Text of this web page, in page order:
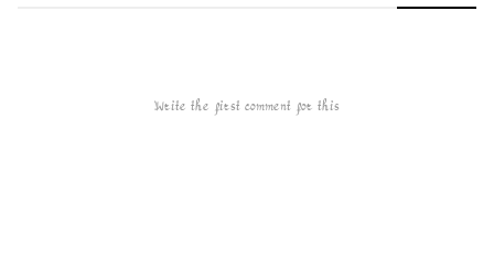
Write the first comment for this!